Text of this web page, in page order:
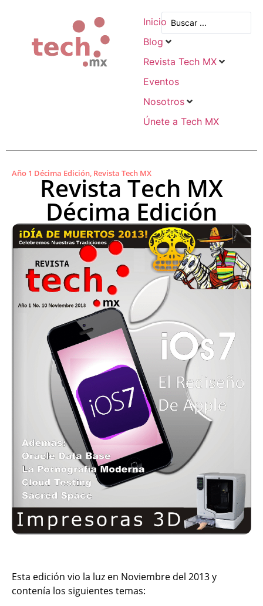
Inicio
Blog
Revista Tech MX
Eventos
Nosotros
Únete a Tech MX
Año 1 Décima Edición, Revista Tech MX
Revista Tech MX
Décima Edición
Esta edición vio la luz en Noviembre del 2013 y
contenía los siguientes temas: